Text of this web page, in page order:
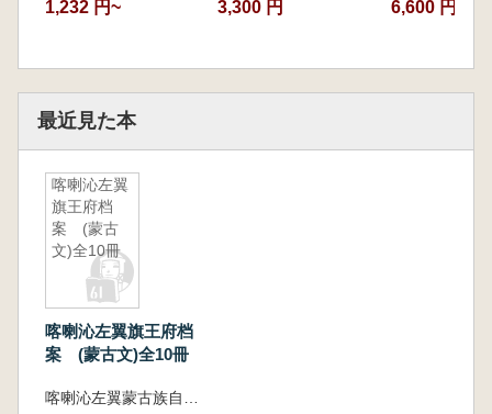
王朝统治下蒙古族盟旗制度的研究具有重要的学
旗王府档案具有重大的历史意义和现实意义。
1,232 円~ 3,300 円 6,600 円
最近見た本
喀喇沁左翼
旗王府档
案 (蒙古
文)全10冊
喀喇沁左翼旗王府档
案 (蒙古文)全10冊